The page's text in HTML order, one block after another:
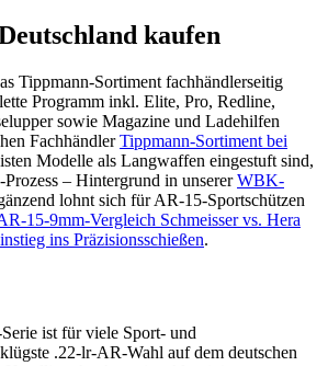
kaufen
Tippmann-Sortiment fachhändlerseitig
Programm inkl. Elite, Pro, Redline,
sowie Magazine und Ladehilfen
FachhändlerTippmann-Sortiment bei
Modelle als Langwaffen eingestuft sind,
– Hintergrund in unsererWBK-
lohnt sich für AR-15-Sportschützen
15-9mm-Vergleich Schmeisser vs. Hera
ins Präzisionsschießen.
ist für viele Sport- und
.22-lr-AR-Wahl auf dem deutschen